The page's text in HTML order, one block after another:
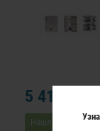
5 410 р.
Нашли дешевле?